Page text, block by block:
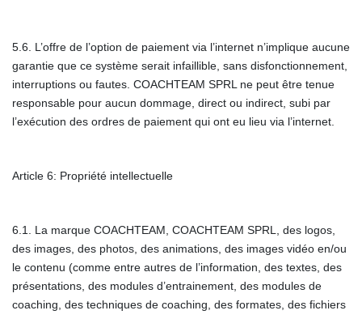
5.6. L’offre de l’option de paiement via l’internet n’implique aucune
garantie que ce système serait infaillible, sans disfonctionnement,
interruptions ou fautes. COACHTEAM SPRL ne peut être tenue
responsable pour aucun dommage, direct ou indirect, subi par
l’exécution des ordres de paiement qui ont eu lieu via l’internet.
Article 6: Propriété intellectuelle
6.1. La marque COACHTEAM, COACHTEAM SPRL, des logos,
des images, des photos, des animations, des images vidéo en/ou
le contenu (comme entre autres de l’information, des textes, des
présentations, des modules d’entrainement, des modules de
coaching, des techniques de coaching, des formates, des fichiers